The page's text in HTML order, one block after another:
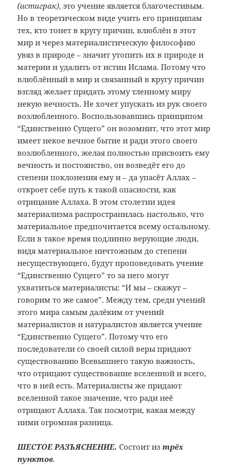
(истиграк), это учение является благочестивым.
Но в теоретическом виде учить его принципам
тех, кто тонет в кругу причин, влюблён в этот
мир и через материалистическую философию
увяз в природе – значит утопить их в природе и
материи и удалить от истин Ислама. Потому что
влюблённый в мир и связанный в кругу причин
взгляд желает придать этому тленному миру
некую вечность. Не хочет упускать из рук своего
возлюбленного. Воспользовавшись принципом
“Единственно Сущего” он возомнит, что этот мир
имеет некое вечное бытие и ради этого своего
возлюбленного, желая полностью присвоить ему
вечность и постоянство, он возведёт его до
степени поклонения ему и – да упасёт Аллах –
откроет себе путь к такой опасности, как
отрицание Аллаха. В этом столетии идея
материализма распространилась настолько, что
материальное предпочитается всему остальному.
Если в такое время подлинно верующие люди,
видя материальное ничтожным до степени
несуществующего, будут проповедовать учение
“Единственно Сущего” то за него могут
ухватиться материалисты: “И мы – скажут –
говорим то же самое”. Между тем, среди учений
этого мира самым далёким от учений
материалистов и натуралистов является учение
“Единственно Сущего”. Потому что его
последователи со своей силой веры придают
существованию Всевышнего такую важность,
что отрицают существование вселенной и всего,
что в ней есть. Материалисты же придают
вселенной такое значение, что ради неё
отрицают Аллаха. Так посмотри, какая между
ними огромная разница.
ШЕСТОЕ РАЗЪЯСНЕНИЕ.Состоит изтрёх
пунктов.